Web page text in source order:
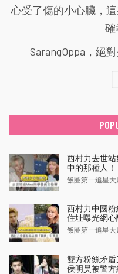
心受了傷的小心臟，
確
SarangOppa，絕
西村力去世站
中的那種人！
飯圈第一追星大
西村力中國粉
住址曝光網心
飯圈第一追星大
雙方粉絲矛
侯明昊被警方